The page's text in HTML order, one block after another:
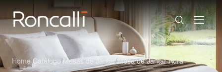
Home /Catálogo/Mesas de Jantar/Mesa de Jantar Aura